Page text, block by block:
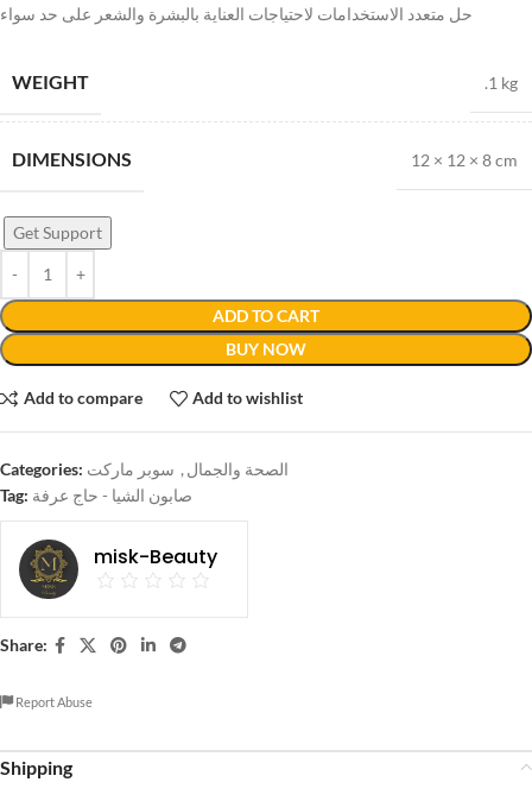
حل متعدد الاستخدامات لاحتياجات العناية بالبشرة والشعر على حد سواء
WEIGHT .1 kg
DIMENSIONS 12 × 12 × 8 cm
ADD TO CART
BUY NOW
Get Support
Add to compare Add to wishlist
Categories: الصحة والجمال , سوبر ماركت
Tag: صابون الشيا - حاج عرفة
misk-Beauty
Share:
Report Abuse
Shipping